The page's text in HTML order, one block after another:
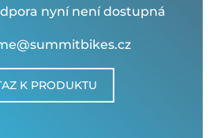
nyní není dostupná
K PRODUKTU